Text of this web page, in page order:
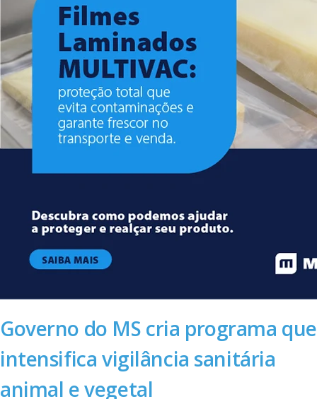
Governo do MS cria programa que
intensifica vigilância sanitária
animal e vegetal